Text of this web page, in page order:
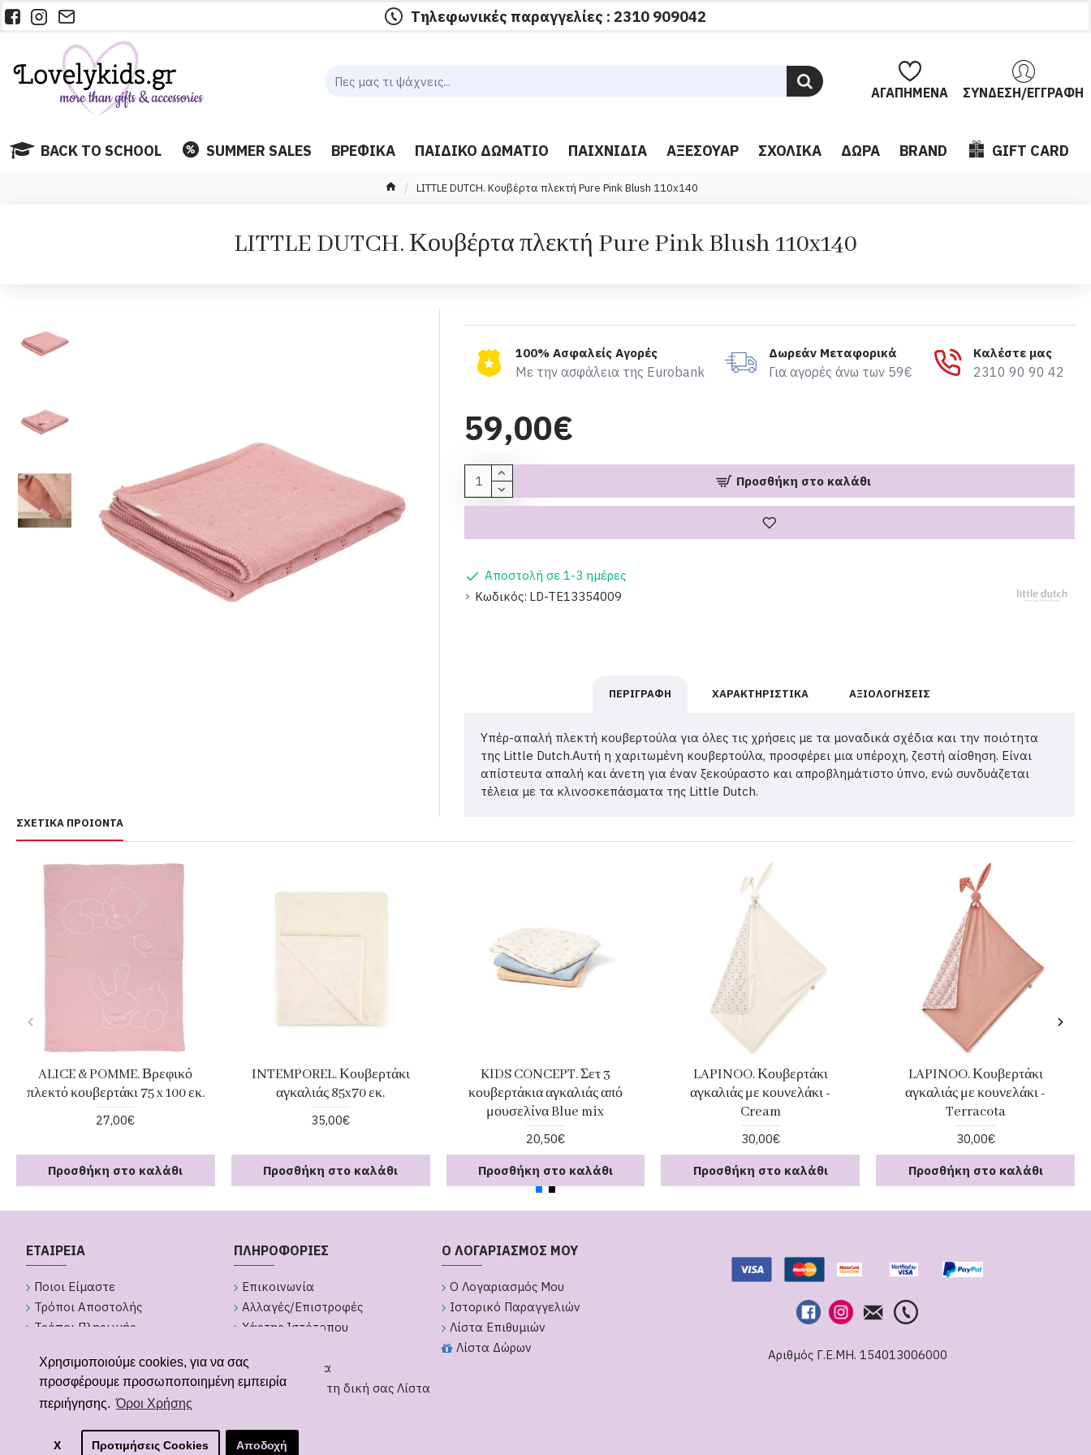
Χρησιμοποιούμε cookies, για να σας
προσφέρουμε προσωποποιημένη εμπειρία
περιήγησης. Όροι Χρήσης
X Προτιμήσεις Cookies Αποδοχή
Τηλεφωνικές παραγγελίες : 2310 909042
ΑΓΑΠΗΜΈΝΑ ΣΎΝΔΕΣΗ/ΕΓΓΡΑΦΉ
BACK TO SCHOOL SUMMER SALES ΒΡΕΦΙΚΆ ΠΑΙΔΙΚΌ ΔΩΜΆΤΙΟ ΠΑΙΧΝΊΔΙΑ ΑΞΕΣΟΥΆΡ ΣΧΟΛΙΚΆ ΔΏΡΑ BRAND GIFT CARD
LITTLE DUTCH. Κουβέρτα πλεκτή Pure Pink Blush 110x140
LITTLE DUTCH. Κουβέρτα πλεκτή Pure Pink Blush 110x140
100% Ασφαλείς Αγορές
Με την ασφάλεια της Eurobank
Δωρεάν Μεταφορικά
Για αγορές άνω των 59€
Καλέστε μας
2310 90 90 42
Αποστολή σε 1-3 ημέρες
Κωδικός: LD-TE13354009
59,00€
Προσθήκη στο καλάθι
ΠΕΡΙΓΡΑΦΉ ΧΑΡΑΚΤΗΡΙΣΤΙΚΆ ΑΞΙΟΛΟΓΉΣΕΙΣ
Υπέρ-απαλή πλεκτή κουβερτούλα για όλες τις χρήσεις με τα μοναδικά σχέδια και την ποιότητα
της Little Dutch.Αυτή η χαριτωμένη κουβερτούλα, προσφέρει μια υπέροχη, ζεστή αίσθηση. Είναι
απίστευτα απαλή και άνετη για έναν ξεκούραστο και απροβλημάτιστο ύπνο, ενώ συνδυάζεται
τέλεια με τα κλινοσκεπάσματα της Little Dutch.
ΣΧΕΤΙΚΆ ΠΡΟΙΌΝΤΑ
ALICE & POMME. Βρεφικό
πλεκτό κουβερτάκι 75 x 100 εκ.
27,00€
Προσθήκη στο καλάθι
INTEMPOREL. Κουβερτάκι
αγκαλιάς 85x70 εκ.
35,00€
Προσθήκη στο καλάθι
KIDS CONCEPT. Σετ 3
κουβερτάκια αγκαλιάς από
μουσελίνα Blue mix
20,50€
Προσθήκη στο καλάθι
LAPINOO. Κουβερτάκι
αγκαλιάς με κουνελάκι -
Cream
30,00€
Προσθήκη στο καλάθι
LAPINOO. Κουβερτάκι
αγκαλιάς με κουνελάκι -
Terracota
30,00€
Προσθήκη στο καλάθι
ΕΤΑΙΡΕΙΑ
Ποιοι Είμαστε
Τρόποι Αποστολής
Τρόποι Πληρωμής
Όροι Χρήσης
Υπαναχώρηση από παραγγελία
ΠΛΗΡΟΦΟΡΙΕΣ
Επικοινωνία
Αλλαγές/Επιστροφές
Χάρτης Ιστότοπου
GDPR Εργαλεία
Δημιουργήστε τη δική σας Λίστα
Ο ΛΟΓΑΡΙΑΣΜΟΣ ΜΟΥ
Ο Λογαριασμός Μου
Ιστορικό Παραγγελιών
Λίστα Επιθυμιών
Λίστα Δώρων
Αριθμός Γ.Ε.ΜΗ. 154013006000